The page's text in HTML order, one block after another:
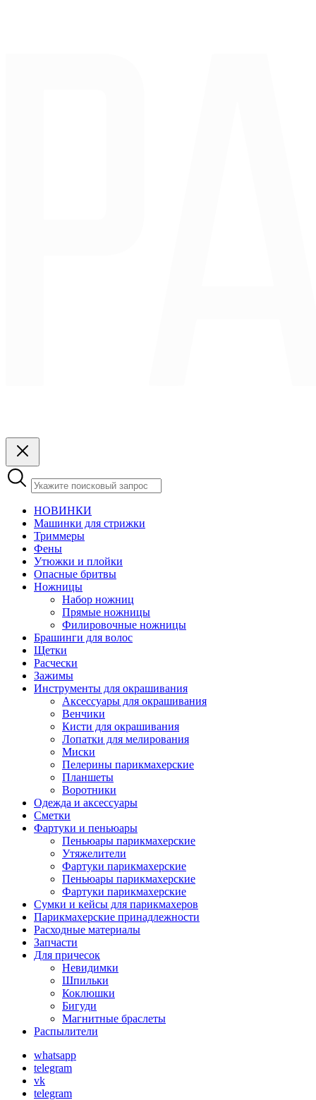
НОВИНКИ
Машинки для стрижки
Триммеры
Фены
Утюжки и плойки
Опасные бритвы
Ножницы
Набор ножниц
Прямые ножницы
Филировочные ножницы
Брашинги для волос
Щетки
Расчески
Зажимы
Инструменты для окрашивания
Аксессуары для окрашивания
Венчики
Кисти для окрашивания
Лопатки для мелирования
Миски
Пелерины парикмахерские
Планшеты
Воротники
Одежда и аксессуары
Сметки
Фартуки и пеньюары
Пеньюары парикмахерские
Утяжелители
Фартуки парикмахерские
Пеньюары парикмахерские
Фартуки парикмахерские
Сумки и кейсы для парикмахеров
Парикмахерские принадлежности
Расходные материалы
Запчасти
Для причесок
Невидимки
Шпильки
Коклюшки
Бигуди
Магнитные браслеты
Распылители
whatsapp
telegram
vk
telegram